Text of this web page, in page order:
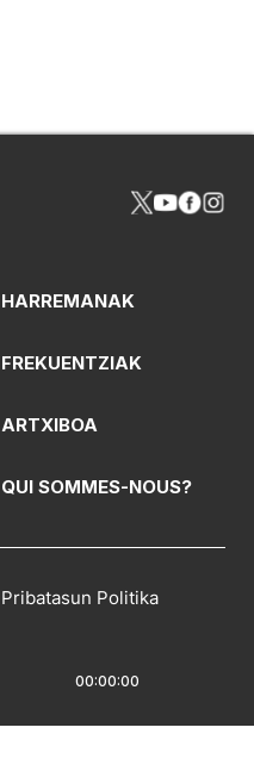
00:00:00
HARREMANAK
FREKUENTZIAK
ARTXIBOA
QUI SOMMES-NOUS?
Pribatasun Politika